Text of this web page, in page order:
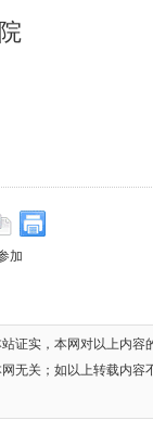
加
证实，本网对以上内
无关；如以上转载内容